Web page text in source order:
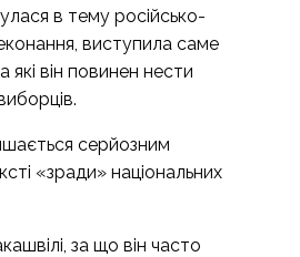
в тему російсько-
виступила саме
які він повинен нести
серйозним
«зради» національних
за що він часто